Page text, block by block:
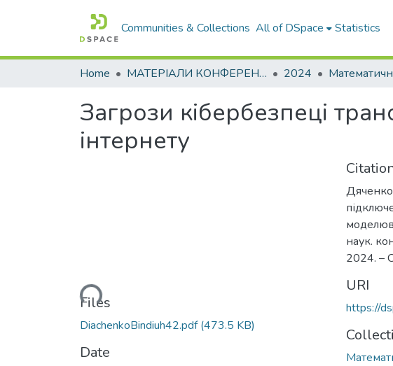
Communities & Collections All of DSpace Statistics
Home МАТЕРІАЛИ КОНФЕРЕНЦІЙ 2024
Загрози кібербезпеці
інтернету
Loading...
Files
DiachenkoBindiuh42.pdf(473.5 KB)
Date
наук.
2024. –
URI
https://